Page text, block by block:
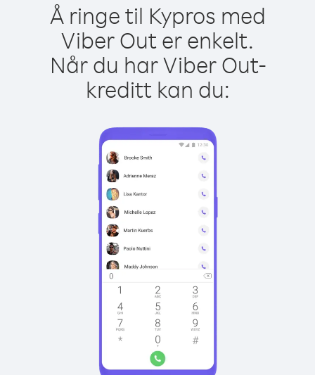
Å ringe til Kypros med
Viber Out er enkelt.
Når du har Viber Out-
kreditt kan du: